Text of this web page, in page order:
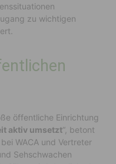
zu wichtigen
öffentliche Einrichtung
aktiv umsetzt“, betont
bei WACA und Vertreter
Sehschwachen